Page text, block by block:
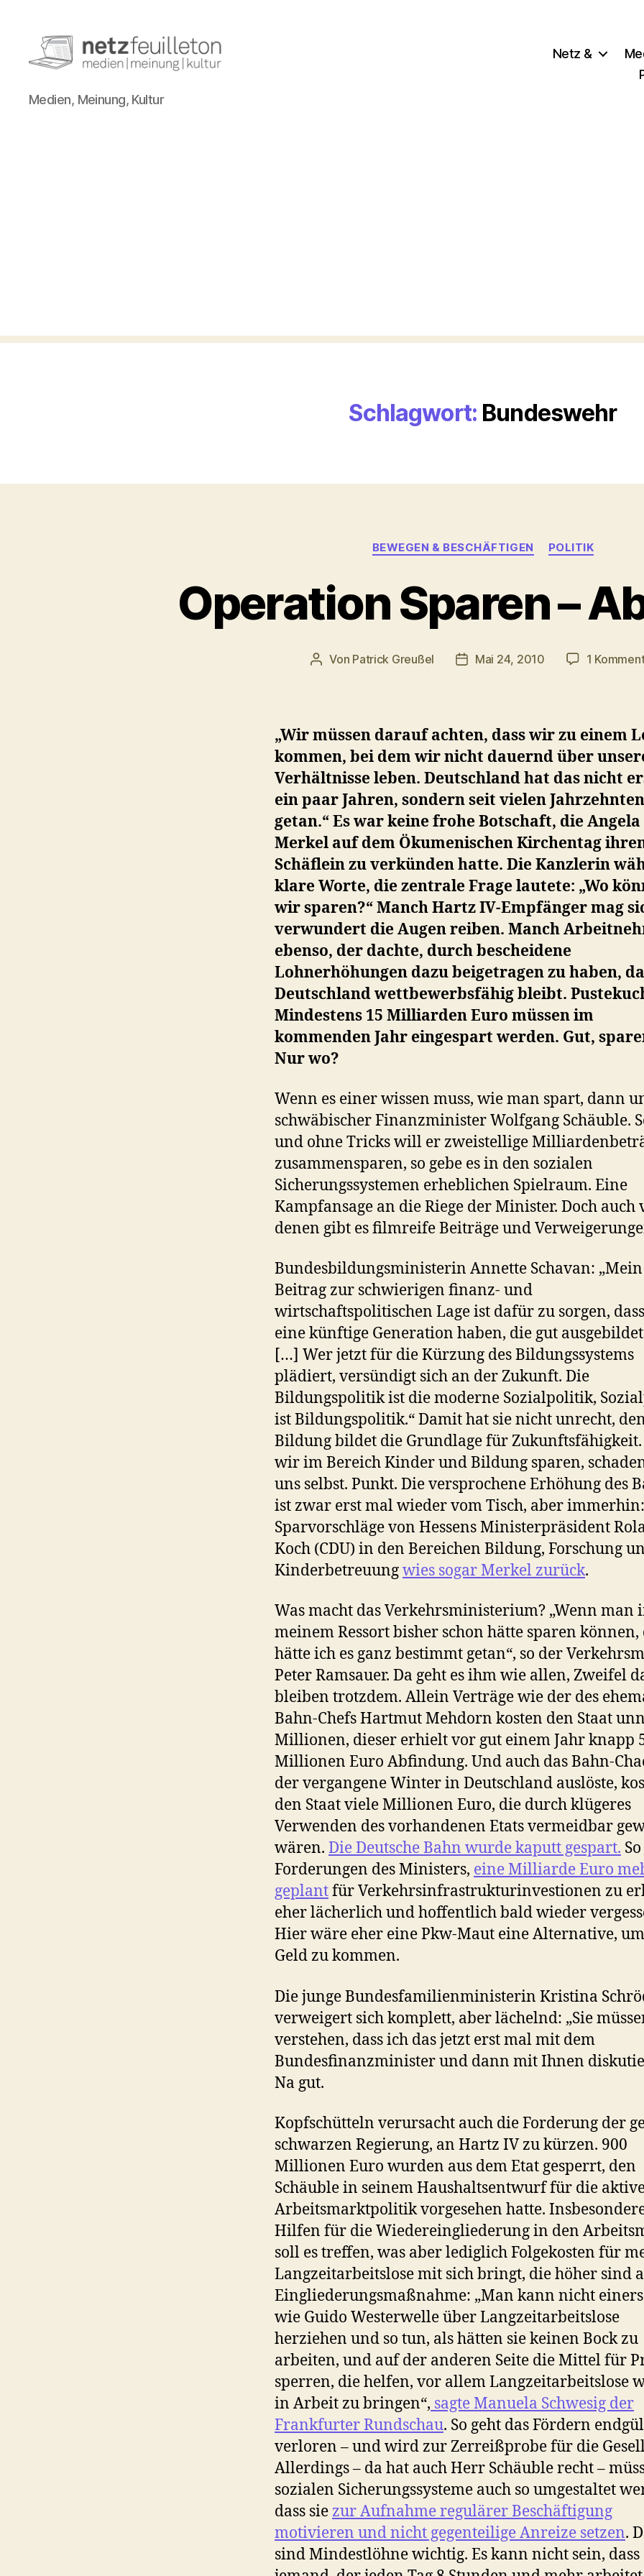
netzfeuilleton.de
Medien, Meinung, Kultur
Netz &
Schlagwort: Bundeswehr
Kategorien
BEWEGEN & BESCHÄFTIGEN POLITIK
Operation Sparen –
Beitragsautor
Von Patrick Greußel Veröffentlichungsdatum
Mai 24, 2010 1
„Wir müssen darauf achten, dass wir zu einem
kommen, bei dem wir nicht dauernd über
Verhältnisse leben. Deutschland hat das nicht
ein paar Jahren, sondern seit vielen Jahrzehnten
getan.“ Es war keine frohe Botschaft, die Angela
Merkel auf dem Ökumenischen Kirchentag
Schäflein zu verkünden hatte. Die Kanzlerin
klare Worte, die zentrale Frage lautete: „Wo
wir sparen?“ Manch Hartz IV-Empfänger mag
verwundert die Augen reiben. Manch
ebenso, der dachte, durch bescheidene
Lohnerhöhungen dazu beigetragen zu haben,
Deutschland wettbewerbsfähig bleibt.
Mindestens 15 Milliarden Euro müssen im
kommenden Jahr eingespart werden. Gut,
Nur wo?
Wenn es einer wissen muss, wie man spart, dann
schwäbischer Finanzminister Wolfgang Schäuble.
und ohne Tricks will er zweistellige
zusammensparen, so gebe es in den sozialen
Sicherungssystemen erheblichen Spielraum. Eine
Kampfansage an die Riege der Minister. Doch auch
denen gibt es filmreife Beiträge und
Bundesbildungsministerin Annette Schavan: „Mein
Beitrag zur schwierigen finanz- und
wirtschaftspolitischen Lage ist dafür zu sorgen,
eine künftige Generation haben, die gut
[…] Wer jetzt für die Kürzung des Bildungssystems
plädiert, versündigt sich an der Zukunft. Die
Bildungspolitik ist die moderne Sozialpolitik,
ist Bildungspolitik.“ Damit hat sie nicht unrecht,
Bildung bildet die Grundlage für
wir im Bereich Kinder und Bildung sparen,
uns selbst. Punkt. Die versprochene Erhöhung des
ist zwar erst mal wieder vom Tisch, aber
Sparvorschläge von Hessens Ministerpräsident
Koch (CDU) in den Bereichen Bildung, Forschung
Kinderbetreuungwies sogar Merkel zurück.
Was macht das Verkehrsministerium? „Wenn man
meinem Ressort bisher schon hätte sparen
hätte ich es ganz bestimmt getan“, so der
Peter Ramsauer. Da geht es ihm wie allen, Zweifel
bleiben trotzdem. Allein Verträge wie der des
Bahn-Chefs Hartmut Mehdorn kosten den Staat
Millionen, dieser erhielt vor gut einem Jahr knapp
Millionen Euro Abfindung. Und auch das Bahn-
der vergangene Winter in Deutschland auslöste,
den Staat viele Millionen Euro, die durch klügeres
Verwenden des vorhandenen Etats vermeidbar
wären. Die Deutsche Bahn wurde kaputt gespart.
Forderungen des Ministers, eine Milliarde Euro
geplantfür Verkehrsinfrastrukturinvestionen zu
eher lächerlich und hoffentlich bald wieder
Hier wäre eher eine Pkw-Maut eine Alternative,
Geld zu kommen.
Die junge Bundesfamilienministerin Kristina
verweigert sich komplett, aber lächelnd: „Sie
verstehen, dass ich das jetzt erst mal mit dem
Bundesfinanzminister und dann mit Ihnen
Na gut.
Kopfschütteln verursacht auch die Forderung der
schwarzen Regierung, an Hartz IV zu kürzen. 900
Millionen Euro wurden aus dem Etat gesperrt, den
Schäuble in seinem Haushaltsentwurf für die
Arbeitsmarktpolitik vorgesehen hatte.
Hilfen für die Wiedereingliederung in den
soll es treffen, was aber lediglich Folgekosten für
Langzeitarbeitslose mit sich bringt, die höher sind
Eingliederungsmaßnahme: „Man kann nicht
wie Guido Westerwelle über Langzeitarbeitslose
herziehen und so tun, als hätten sie keinen Bock zu
arbeiten, und auf der anderen Seite die Mittel für
sperren, die helfen, vor allem Langzeitarbeitslose
in Arbeit zu bringen“, sagte Manuela Schwesig der
Frankfurter Rundschau. So geht das Fördern
verloren – und wird zur Zerreißprobe für die
Allerdings – da hat auch Herr Schäuble recht –
sozialen Sicherungssysteme auch so umgestaltet
dass sie zur Aufnahme regulärer Beschäftigung
motivieren und nicht gegenteilige Anreize setzen.
sind Mindestlöhne wichtig. Es kann nicht sein, dass